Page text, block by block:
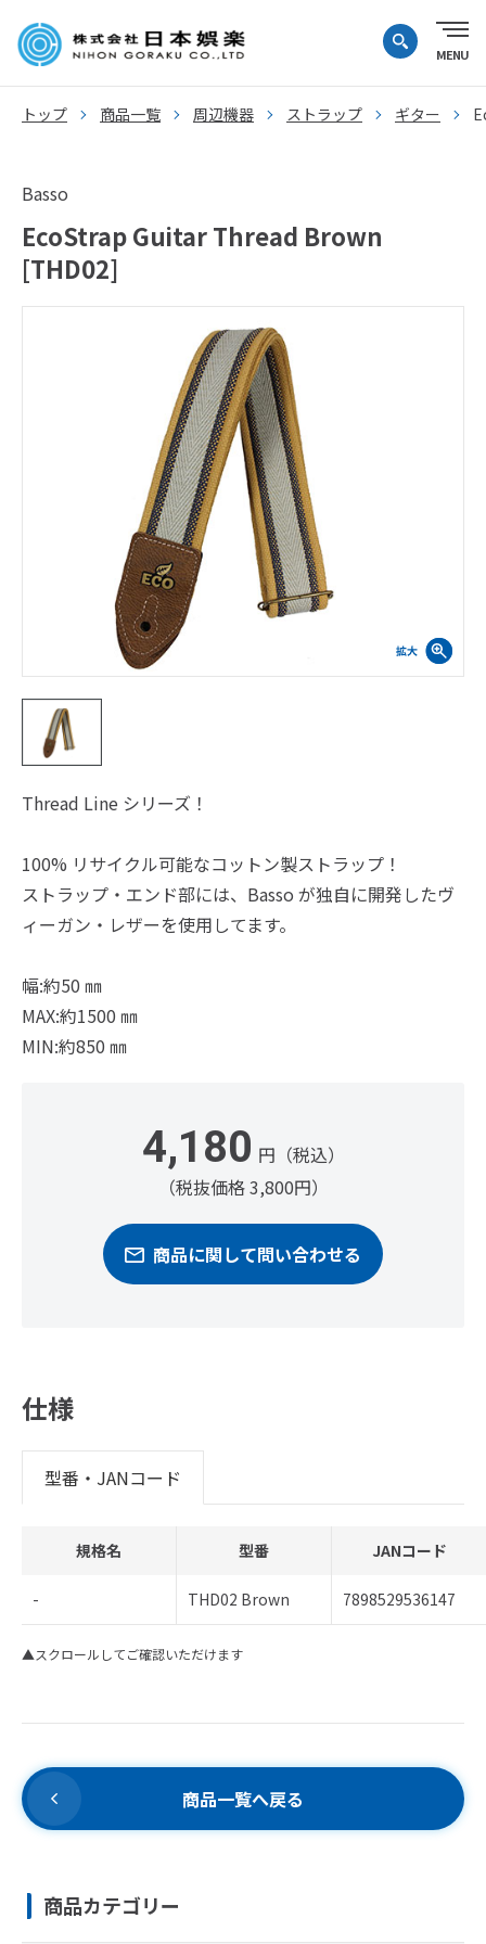
トップ 商品一覧 周辺機器 ストラップ ギター
Basso
EcoStrap Guitar Thread Brown
[THD02]
Thread Line シリーズ！
100% リサイクル可能なコットン製ストラップ！
ストラップ・エンド部には、Basso が独自に開発したヴ
ィーガン・レザーを使用してます。
幅:約50 ㎜
MAX:約1500 ㎜
MIN:約850 ㎜
4,180 円（税込）
（税抜価格 3,800円）
商品に関して問い合わせる
仕様
型番・JANコード
規格名 型番 JANコード
- THD02 Brown 7898529536147
▲スクロールしてご確認いただけます
商品一覧へ戻る
商品カテゴリー